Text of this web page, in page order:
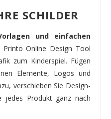
SCHILDER
und einfachen
Printo Online Design Tool
zum Kinderspiel. Fügen
Elemente, Logos und
verschieben Sie Design-
jedes Produkt ganz nach